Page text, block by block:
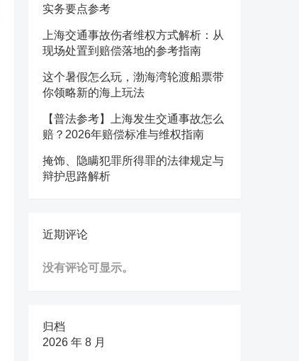
实务要点参考
上海交通事故伤者维权方式解析：从
现场处置到赔偿落地的参考指南
这个暑假怎么玩，渤海湾轮渡船票带
你领略新的海上玩法
【普法参考】上海发生交通事故怎么
赔？2026年赔偿标准与维权指南
掩饰、隐瞒犯罪所得罪的法律规定与
辩护思路解析
近期评论
没有评论可显示。
归档
2026 年 8 月